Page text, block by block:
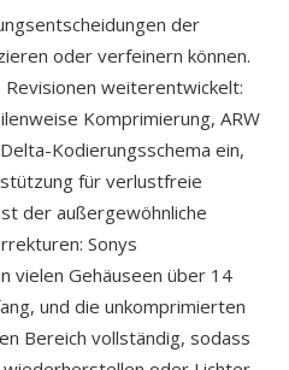
der
oder verfeinern können.
weiterentwickelt:
Komprimierung, ARW
Kodierungsschema ein,
für verlustfreie
der außergewöhnliche
Sonys
vielen Gehäuseen über 14
und die unkomprimierten
Bereich vollständig, sodass